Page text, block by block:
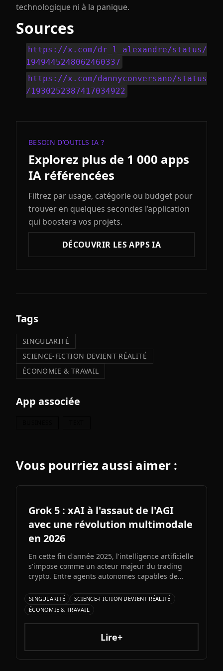
technologique ni à la panique.
Sources
https://x.com/dr_l_alexandre/status/
1949445248062460337
https://x.com/dannyconversano/status
/1930252387417034922
BESOIN D’OUTILS IA ?
Explorez plus de 1 000 apps
IA référencées
Filtrez par usage, catégorie ou budget pour
trouver en quelques secondes l’application
qui boostera vos projets.
DÉCOUVRIR LES APPS IA
Tags
SINGULARITÉ
SCIENCE-FICTION DEVIENT RÉALITÉ
ÉCONOMIE & TRAVAIL
App associée
Vous pourriez aussi aimer :
Grok 5 : xAI à l'assaut de l'AGI
avec une révolution multimodale
en 2026
En cette fin d'année 2025, l'intelligence artificielle
s'impose comme un acteur majeur du trading
crypto. Entre agents autonomes capables de
d'Elon Musk s'annonce comme l'un des paris les
plus audacieux de l'histoire de l'IA. Entre
architecture colossale, capacités multimodales
natives et ambitions AGI assumées, Grok 5
pourrait redessiner le paysage de l'intelligence
SINGULARITÉ
SCIENCE-FICTION DEVIENT RÉALITÉ
ÉCONOMIE & TRAVAIL
Lire+